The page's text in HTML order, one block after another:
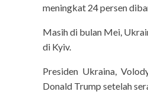
meningkat 24 persen
Masih di bulan Mei,
di Kyiv.
Presiden Ukraina,
Donald Trump setelah